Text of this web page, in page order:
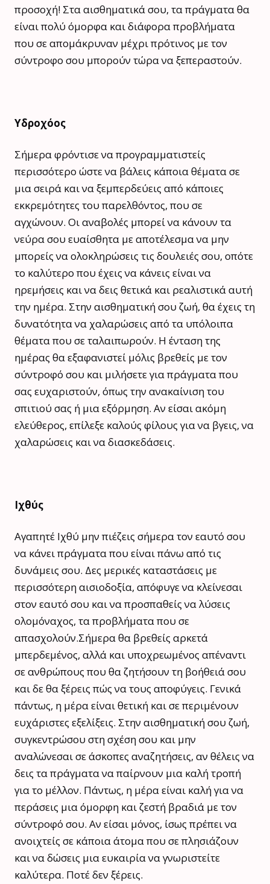
προσοχή! Στα αισθηματικά σου, τα πράγματα θα
είναι πολύ όμορφα και διάφορα προβλήματα
που σε απομάκρυναν μέχρι πρότινος με τον
σύντροφο σου μπορούν τώρα να ξεπεραστούν.
Υδροχόος
Σήμερα φρόντισε να προγραμματιστείς
περισσότερο ώστε να βάλεις κάποια θέματα σε
μια σειρά και να ξεμπερδεύεις από κάποιες
εκκρεμότητες του παρελθόντος, που σε
αγχώνουν. Οι αναβολές μπορεί να κάνουν τα
νεύρα σου ευαίσθητα με αποτέλεσμα να μην
μπορείς να ολοκληρώσεις τις δουλειές σου, οπότε
το καλύτερο που έχεις να κάνεις είναι να
ηρεμήσεις και να δεις θετικά και ρεαλιστικά αυτή
την ημέρα. Στην αισθηματική σου ζωή, θα έχεις τη
δυνατότητα να χαλαρώσεις από τα υπόλοιπα
θέματα που σε ταλαιπωρούν. Η ένταση της
ημέρας θα εξαφανιστεί μόλις βρεθείς με τον
σύντροφό σου και μιλήσετε για πράγματα που
σας ευχαριστούν, όπως την ανακαίνιση του
σπιτιού σας ή μια εξόρμηση. Αν είσαι ακόμη
ελεύθερος, επίλεξε καλούς φίλους για να βγεις, να
χαλαρώσεις και να διασκεδάσεις.
Ιχθύς
Αγαπητέ Ιχθύ μην πιέζεις σήμερα τον εαυτό σου
να κάνει πράγματα που είναι πάνω από τις
δυνάμεις σου. Δες μερικές καταστάσεις με
περισσότερη αισιοδοξία, απόφυγε να κλείνεσαι
στον εαυτό σου και να προσπαθείς να λύσεις
ολομόναχος, τα προβλήματα που σε
απασχολούν.Σήμερα θα βρεθείς αρκετά
μπερδεμένος, αλλά και υποχρεωμένος απέναντι
σε ανθρώπους που θα ζητήσουν τη βοήθειά σου
και δε θα ξέρεις πώς να τους αποφύγεις. Γενικά
πάντως, η μέρα είναι θετική και σε περιμένουν
ευχάριστες εξελίξεις. Στην αισθηματική σου ζωή,
συγκεντρώσου στη σχέση σου και μην
αναλώνεσαι σε άσκοπες αναζητήσεις, αν θέλεις να
δεις τα πράγματα να παίρνουν μια καλή τροπή
για το μέλλον. Πάντως, η μέρα είναι καλή για να
περάσεις μια όμορφη και ζεστή βραδιά με τον
σύντροφό σου. Αν είσαι μόνος, ίσως πρέπει να
ανοιχτείς σε κάποια άτομα που σε πλησιάζουν
και να δώσεις μια ευκαιρία να γνωριστείτε
καλύτερα. Ποτέ δεν ξέρεις.